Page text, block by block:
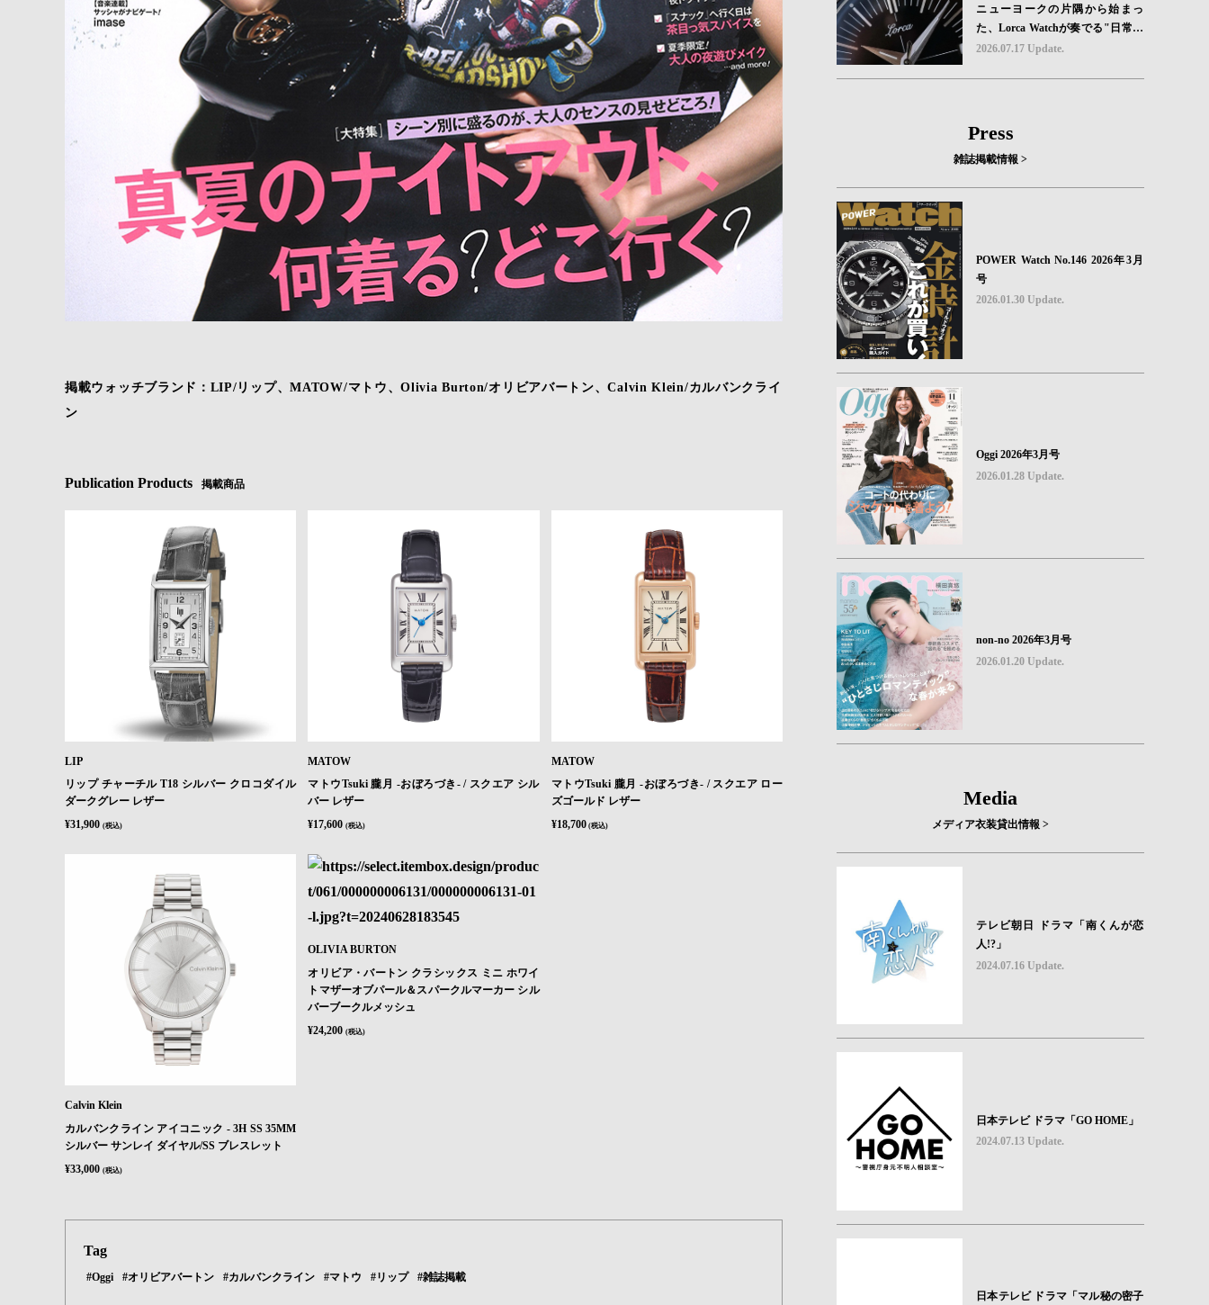
掲載ウォッチブランド：LIP/リップ、MATOW/マトウ、Olivia Burton/オリビアバートン、Calvin Klein/カルバンクライ
ン
Publication Products 掲載商品
LIP
リップ チャーチル T18 シルバー クロコダイル
ダークグレー レザー
¥31,900 (税込)
MATOW
マトウTsuki 朧月 -おぼろづき- / スクエア シル
バー レザー
¥17,600 (税込)
MATOW
マトウTsuki 朧月 -おぼろづき- / スクエア ロー
ズゴールド レザー
¥18,700 (税込)
Calvin Klein
カルバンクライン アイコニック - 3H SS 35MM
シルバー サンレイ ダイヤル/SS ブレスレット
¥33,000 (税込)
OLIVIA BURTON
オリビア・バートン クラシックス ミニ ホワイ
トマザーオブパール＆スパークルマーカー シル
バーブークルメッシュ
¥24,200 (税込)
Tag
#Oggi #オリビアバートン #カルバンクライン #マトウ #リップ #雑誌掲載
ニューヨークの片隅から始まっ
た、Lorca Watchが奏でる"日常の
ロマン"｜Brand Picks #08
2026.07.17 Update.
Press
雑誌掲載情報 >
POWER Watch No.146 2026年3月
号
2026.01.30 Update.
Oggi 2026年3月号
2026.01.28 Update.
non-no 2026年3月号
2026.01.20 Update.
Media
メディア衣装貸出情報 >
テレビ朝日 ドラマ「南くんが恋
人!?」
2024.07.16 Update.
日本テレビ ドラマ「GO HOME」
2024.07.13 Update.
日本テレビ ドラマ「マル秘の密子